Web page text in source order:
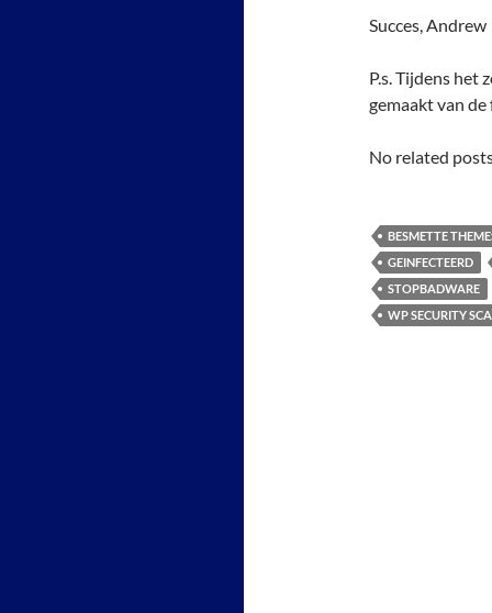
Succes, Andrew
P.s. Tijdens het
gemaakt van
No related
BESMETTE
GEINFECTEERD
STOPBADWARE
WP SECURITY